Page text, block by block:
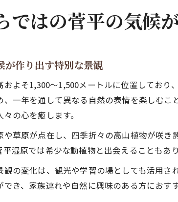
ではの菅平の気候
が作り出す特別な景観
およそ1,300〜1,500メートルに位置してお
、一年を通して異なる自然の表情を楽しむ
の心を癒します。
や草原が点在し、四季折々の高山植物が咲
湿原では希少な動植物と出会えることもあ
観の変化は、観光や学習の場としても活用
き、家族連れや自然に興味のある方におすす